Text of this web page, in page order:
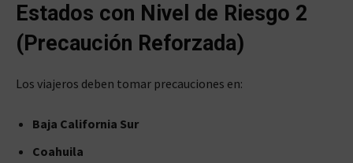
Estados con Nivel de Riesgo 2
(Precaución Reforzada)
Los viajeros deben tomar precauciones en:
Baja California Sur
Coahuila